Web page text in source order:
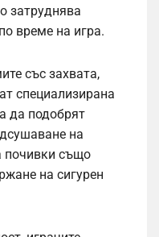
затруднява
време на игра.
със захвата,
специализирана
да подобрят
на
почивки също
на сигурен